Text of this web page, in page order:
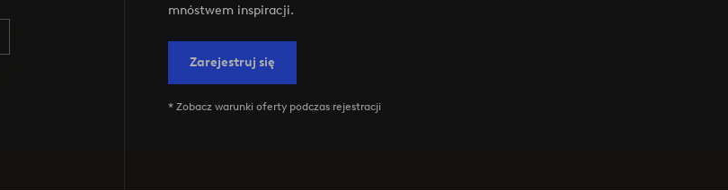
mnóstwem inspiracji.
Zarejestruj się
* Zobacz warunki oferty podczas rejestracji